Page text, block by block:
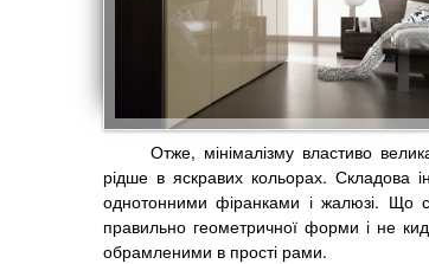
Отже, мінімалізму властиво
рідше в яскравих кольорах. Складова
однотонними фіранками і жалюзі. Що
правильно геометричної форми і не
обрамленими в прості рами.